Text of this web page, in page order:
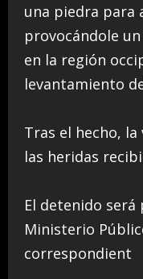
una piedra para
provocándole
en la región
levantamiento
Tras el hecho,
las heridas
El detenido
Ministerio
correspondient